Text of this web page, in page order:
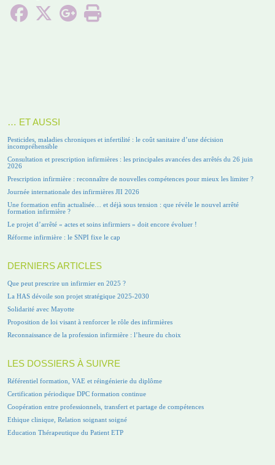
… ET AUSSI
Pesticides, maladies chroniques et infertilité : le coût sanitaire d’une décision
incompréhensible
Consultation et prescription infirmières : les principales avancées des arrêtés du 26 juin
2026
Prescription infirmière : reconnaître de nouvelles compétences pour mieux les limiter ?
Journée internationale des infirmières JII 2026
Une formation enfin actualisée… et déjà sous tension : que révèle le nouvel arrêté
formation infirmière ?
Le projet d’arrêté « actes et soins infirmiers » doit encore évoluer !
Réforme infirmière : le SNPI fixe le cap
DERNIERS ARTICLES
Que peut prescrire un infirmier en 2025 ?
La HAS dévoile son projet stratégique 2025-2030
Solidarité avec Mayotte
Proposition de loi visant à renforcer le rôle des infirmières
Reconnaissance de la profession infirmière : l’heure du choix
LES DOSSIERS À SUIVRE
Référentiel formation, VAE et réingénierie du diplôme
Certification périodique DPC formation continue
Coopération entre professionnels, transfert et partage de compétences
Ethique clinique, Relation soignant soigné
Education Thérapeutique du Patient ETP